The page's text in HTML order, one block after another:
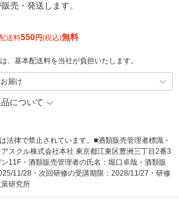
売・発送します。
送料550円(税込)無料
、基本配送料を当社が負担いたします。
届け
について
法律で禁止されています。■酒類販売管理者標識・
スクル株式会社本社 東京都江東区豊洲三丁目2番3
11F・酒類販売管理者の氏名：堀口卓哉・酒類販
11/28・次回研修の受講期限：2028/11/27・研修
研究所